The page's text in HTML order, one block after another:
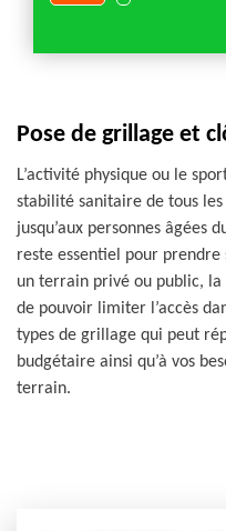
Pose de grillage et
L’activité physique ou le
stabilité sanitaire de tous
jusqu’aux personnes âgées
reste essentiel pour prendre
un terrain privé ou public,
de pouvoir limiter l’accès
types de grillage qui peut
budgétaire ainsi qu’à vos
terrain.